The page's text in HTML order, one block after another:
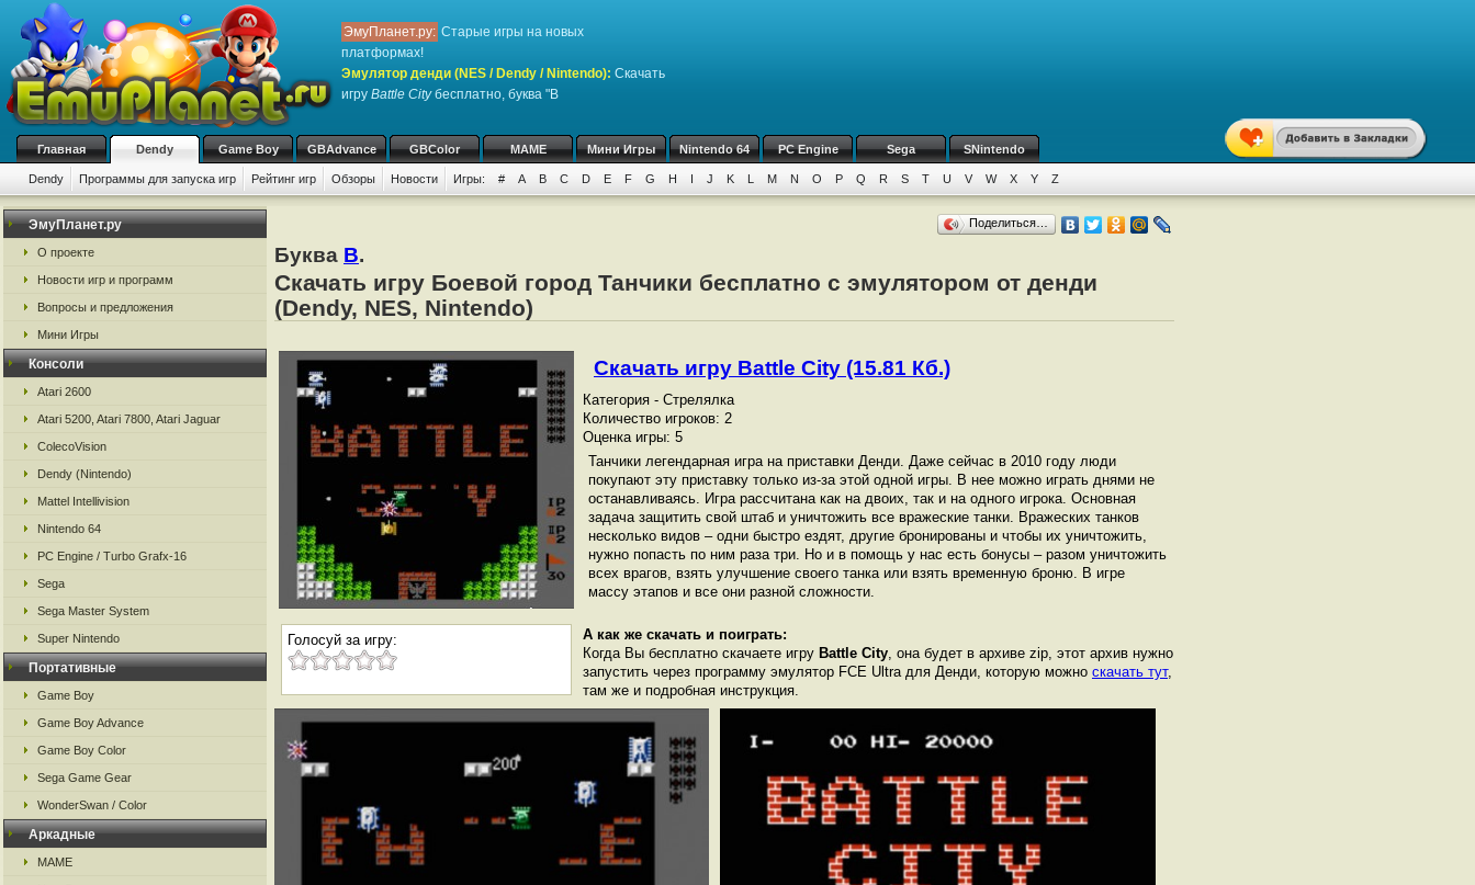
ЭмуПланет.ру: Старые игры на новых
платформах!
Эмулятор денди (NES / Dendy / Nintendo): Скачать
игру Battle Cityбесплатно, буква "B
Главная Dendy Game Boy GBAdvance GBColor MAME Мини Игры Nintendo 64 PC Engine Sega SNintendo
Dendy Программы для запуска игр Рейтинг игр Обзоры Новости Игры: # A B C D E F G H I J K L M N O P Q R S T U V W X Y Z
ЭмуПланет.ру
О проекте
Новости игр и программ
Вопросы и предложения
Мини Игры
Консоли
Atari 2600
Atari 5200, Atari 7800, Atari Jaguar
ColecoVision
Dendy (Nintendo)
Mattel Intellivision
Nintendo 64
PC Engine / Turbo Grafx-16
Sega
Sega Master System
Super Nintendo
Портативные
Game Boy
Game Boy Advance
Game Boy Color
Sega Game Gear
WonderSwan / Color
Аркадные
MAME
Поделиться…
Буква B.
Скачать игру Боевой город Танчики бесплатно с эмулятором от денди
(Dendy, NES, Nintendo)
Голосуй за игру:
Скачать игру Battle City (15.81 Кб.)
Категория - Стрелялка
Количество игроков: 2
Оценка игры: 5
Танчики легендарная игра на приставки Денди. Даже сейчас в 2010 году люди
покупают эту приставку только из-за этой одной игры. В нее можно играть днями не
останавливаясь. Игра рассчитана как на двоих, так и на одного игрока. Основная
задача защитить свой штаб и уничтожить все вражеские танки. Вражеских танков
несколько видов – одни быстро ездят, другие бронированы и чтобы их уничтожить,
нужно попасть по ним раза три. Но и в помощь у нас есть бонусы – разом уничтожить
всех врагов, взять улучшение своего танка или взять временную броню. В игре
массу этапов и все они разной сложности.
А как же скачать и поиграть:
Когда Вы бесплатно скачаете игру Battle City, она будет в архиве zip, этот архив нужно
запустить через программу эмулятор FCE Ultra для Денди, которую можно скачать тут,
там же и подробная инструкция.